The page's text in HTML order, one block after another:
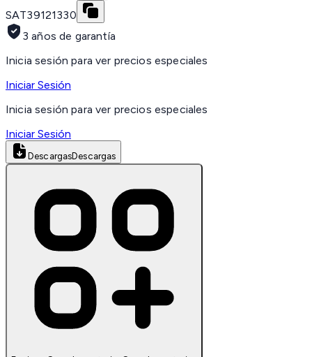
SAT39121330
3 años de garantía
Inicia sesión para ver precios especiales
Iniciar Sesión
Inicia sesión para ver precios especiales
Iniciar Sesión
DescargasDescargas